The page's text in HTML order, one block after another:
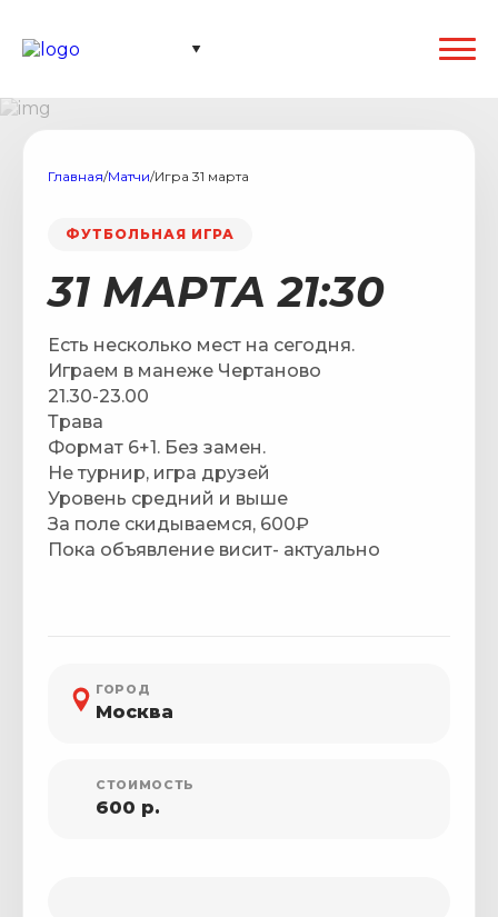
Главная/Матчи/Игра 31 марта
ФУТБОЛЬНАЯ ИГРА
31 МАРТА 21:30
Есть несколько мест на сегодня.
Играем в манеже Чертаново
21.30-23.00
Трава
Формат 6+1. Без замен.
Не турнир, игра друзей
Уровень средний и выше
За поле скидываемся, 600₽
Пока объявление висит- актуально
ГОРОД
Москва
СТОИМОСТЬ
600 р.